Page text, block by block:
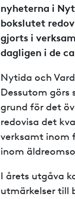
nyheterna i
bokslutet
gjorts i
dagligen i de
Nytida och
Dessutom görs
grund för det
redovisa det
verksamt inom
inom
I årets utgåva
utmärkelser till